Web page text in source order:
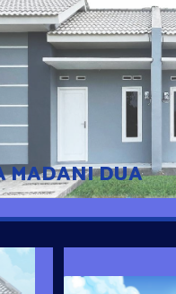
MADANI DUA
SURYA MADANI DUA
Satu-satunya Hunian nyaman
jutaan dengan lokasi strategis di Tuban